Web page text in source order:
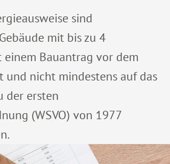
sind
mit bis zu 4
Bauantrag vor dem
und nicht mindestens auf das
der ersten
(WSVO) von 1977